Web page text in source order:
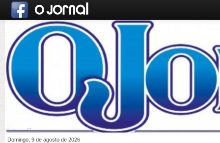
Domingo, 9 de agosto de 2026